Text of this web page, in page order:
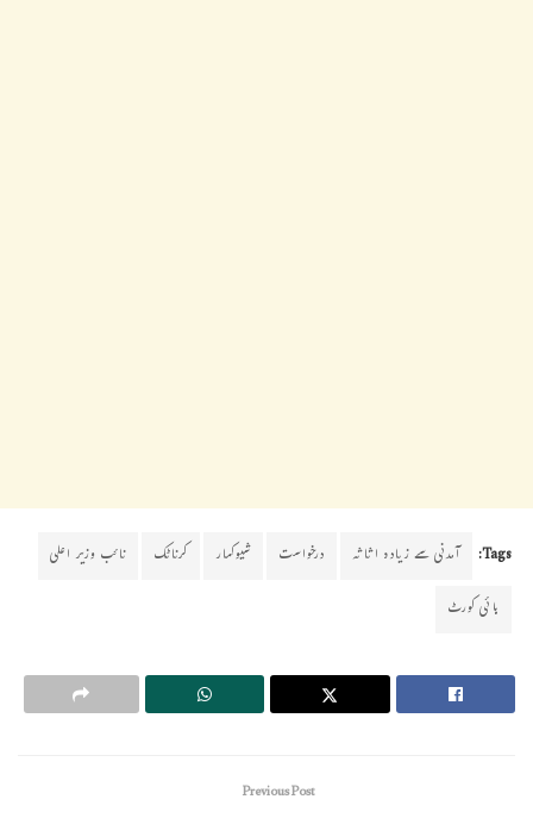
Tags: آمدنی سے زیادہ اثاثہ درخواست شیوکمار کرناٹک
نائب وزیر اعلی
ہائی کورٹ
Previous Post